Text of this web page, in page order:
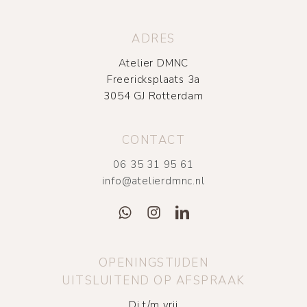
ADRES
Atelier DMNC
Freericksplaats 3a
3054 GJ Rotterdam
CONTACT
06 35 31 95 61
info@atelierdmnc.nl
OPENINGSTIJDEN
UITSLUITEND OP AFSPRAAK